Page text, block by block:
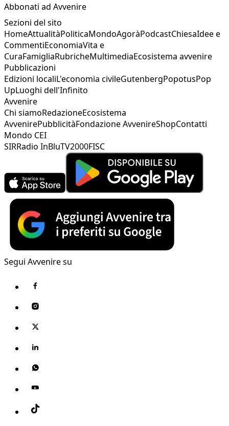
Abbonati ad Avvenire
Sezioni del sito
HomeAttualitàPoliticaMondoAgoràPodcastChiesaIdee e
CommentiEconomiaVita e
CuraFamigliaRubricheMultimediaEcosistema avvenire
Pubblicazioni
Edizioni localiL'economia civileGutenbergPopotusPop
UpLuoghi dell'Infinito
Avvenire
Chi siamoRedazioneEcosistema
AvvenirePubblicitàFondazione AvvenireShopContatti
Mondo CEI
SIRRadio InBluTV2000FISC
Segui Avvenire su